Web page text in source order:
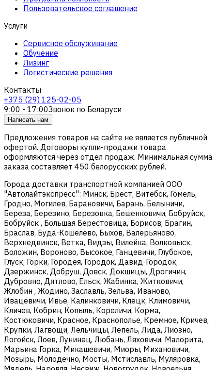
Пользовательское соглашение
Услуги
Сервисное обслуживание
Обучение
Лизинг
Логистические решения
Контакты
+375 (29) 125-02-05
9:00 - 17:00Звонок по Беларуси
Написать нам
Предложения товаров на сайте не является публичной
офертой. Договоры купли-продажи товара
оформляются через отдел продаж. Минимальная сумма
заказа составляет 450 белорусских рублей.
Города доставки транспортной компанией ООО
"Автолайтэкспресс": Минск, Брест, Витебск, Гомель,
Гродно, Могилев, Барановичи, Барань, Белыничи,
Береза, Березино, Березовка, Бешенковичи, Бобруйск,
Бобруйск , Большая Берестовица, Борисов, Брагин,
Браслав, Буда-Кошелево, Быхов, Валерьяново,
Верхнедвинск, Ветка, Видзы, Вилейка, Волковыск,
Воложин, Вороново, Высокое, Ганцевичи, Глубокое,
Глуск, Горки, Городея, Городок, Давид-Городок,
Дзержинск, Добруш, Довск, Докшицы, Дрогичин,
Дубровно, Дятлово, Ельск, Жабинка, Житковичи,
Жлобин , Жодино, Заславль, Зельва, Иваново,
Ивацевичи, Ивье, Калинковичи, Клецк, Климовичи,
Кличев, Кобрин, Копыль, Кореличи, Корма,
Костюковичи, Красное, Краснополье, Кремное, Кричев,
Крупки, Лагвощи, Лельчицы, Лепель, Лида, Лиозно,
Логойск, Лоев, Лунинец, Любань, Ляховичи, Малорита,
Марьина Горка, Микашевичи, Миоры, Михановичи,
Мозырь, Молодечно, Мосты, Мстиславль, Муляровка,